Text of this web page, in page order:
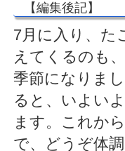
【編集後記】
7月に入り、た
えてくるのも
季節になりま
ると、いよい
ます。これか
で、どうぞ体